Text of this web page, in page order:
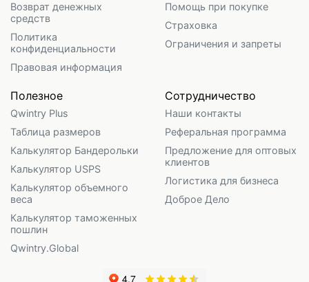
Возврат денежных
средств
Политика
конфиденциальности
Правовая информация
Помощь при покупке
Страховка
Ограничения и запреты
Полезное
Qwintry Plus
Таблица размеров
Калькулятор Бандерольки
Калькулятор USPS
Калькулятор объемного
веса
Калькулятор таможенных
пошлин
Qwintry.Global
Сотрудничество
Наши контакты
Реферальная программа
Предложение для оптовых
клиентов
Логистика для бизнеса
Доброе Дело